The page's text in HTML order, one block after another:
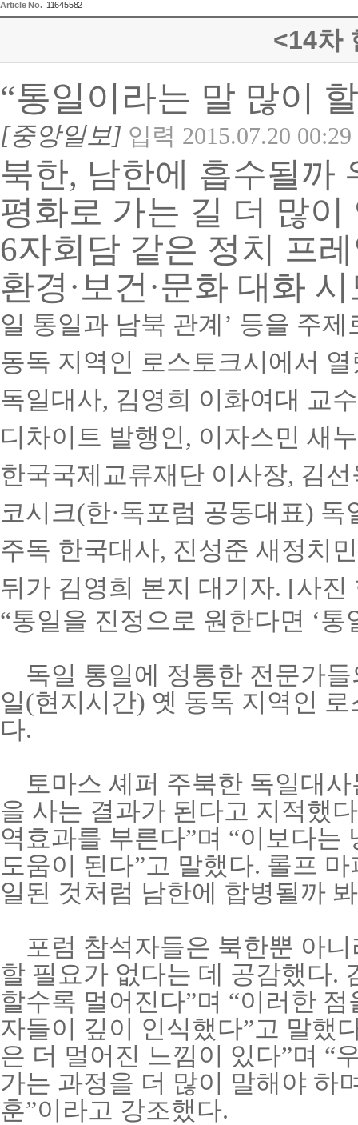
Article No. 11645582
<14차
“통일이라는 말 많이
[중앙일보] 입력 2015.07.20
북한, 남한에 흡수될까
평화로 가는 길 더 많이
6자회담 같은 정치 프
환경·보건·문화 대화
일 통일과 남북 관계’ 등을 주제
동독 지역인 로스토크시에서
독일대사, 김영희 이화여대 교수
디차이트 발행인, 이자스민 새
한국국제교류재단 이사장, 김선
코시크(한·독포럼 공동대표) 독
주독 한국대사, 진성준 새정치
뒤가 김영희 본지 대기자. [사진
“통일을 진정으로 원한다면 ‘
독일 통일에 정통한 전문가들
일(현지시간) 옛 동독 지역인
다.
토마스 셰퍼 주북한 독일대사
을 사는 결과가 된다고 지적했다
역효과를 부른다”며 “이보다는
도움이 된다”고 말했다. 롤프
일된 것처럼 남한에 합병될까
포럼 참석자들은 북한뿐 아니
할 필요가 없다는 데 공감했다.
할수록 멀어진다”며 “이러한
자들이 깊이 인식했다”고 말했
은 더 멀어진 느낌이 있다”며 “
가는 과정을 더 많이 말해야 하
훈”이라고 강조했다.